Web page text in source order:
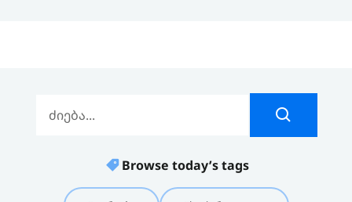
Browse today’s tags